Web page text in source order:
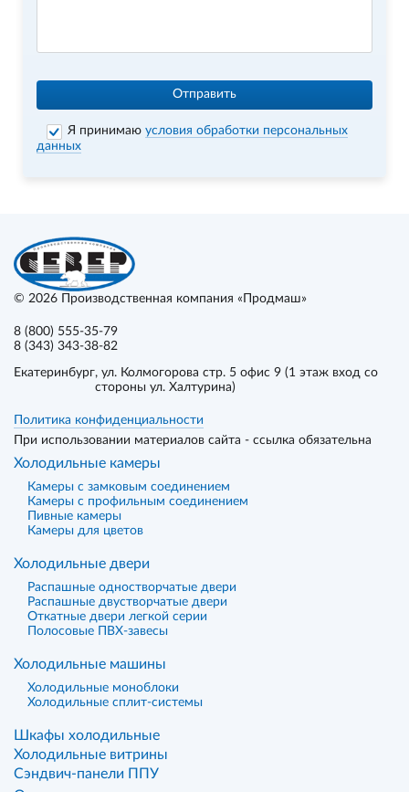
Отправить
Я принимаюусловия обработки персональных
данных
© 2026 Производственная компания «Продмаш»
8 (800) 555-35-79
8 (343) 343-38-82
Екатеринбург, ул. Колмогорова стр. 5 офис 9 (1 этаж вход со
стороны ул. Халтурина)
Политика конфиденциальности
При использовании материалов сайта - ссылка обязательна
Холодильные камеры
Камеры с замковым соединением
Камеры с профильным соединением
Пивные камеры
Камеры для цветов
Холодильные двери
Распашные одностворчатые двери
Распашные двустворчатые двери
Откатные двери легкой серии
Полосовые ПВХ-завесы
Холодильные машины
Холодильные моноблоки
Холодильные сплит-системы
Шкафы холодильные
Холодильные витрины
Сэндвич-панели ППУ